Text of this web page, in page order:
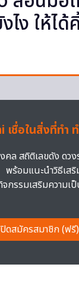
งไง ให้ไ
เชื่อในสิ่งที่ทำ
คล สถิติเลขดัง ดว
พร้อมแนะนำวิธีเสริ
กรรมเสริมความเ
ปิดสมัครสมาชิก (ฟรี